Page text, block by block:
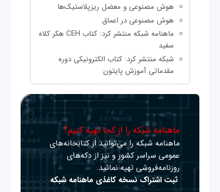
هوش مصنوعی و معضل ریزپلاستیک‌ها
هوش مصنوعی در اعماق
ماهنامه شبکه منتشر کرد: کتاب CEH هکر کلاه
سفید
شبکه منتشر کرد: کتاب الکترونیکی دوره
مقدماتی آموزش پایتون
ماهنامه شبکه را از کجا تهیه کنیم؟
ماهنامه شبکه را می‌توانید از کتابخانه‌های
عمومی سراسر کشور و نیز از دکه‌های
روزنامه‌فروشی تهیه نمائید.
ثبت اشتراک نسخه کاغذی ماهنامه شبکه